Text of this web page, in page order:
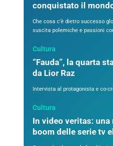
conquistato il
Che cosa c'è dietro successo
suscita polemiche e passioni
Cultura
“Fauda”, la quarta
da Lior Raz
Intervista al protagonista e co-
Cultura
In video veritas: una
boom delle serie tv